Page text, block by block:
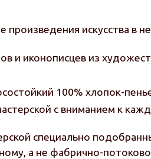
искусства в
и иконописцев из
100% хлопок-
с вниманием к
специально
а не фабрично-